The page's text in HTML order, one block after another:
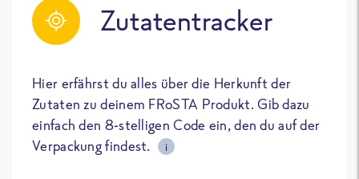
Zutatentracker
Hier erfährst du alles über die Herkunft der
Zutaten zu deinem FRoSTA Produkt. Gib dazu
einfach den 8-stelligen Code ein, den du auf der
Verpackung findest.
i